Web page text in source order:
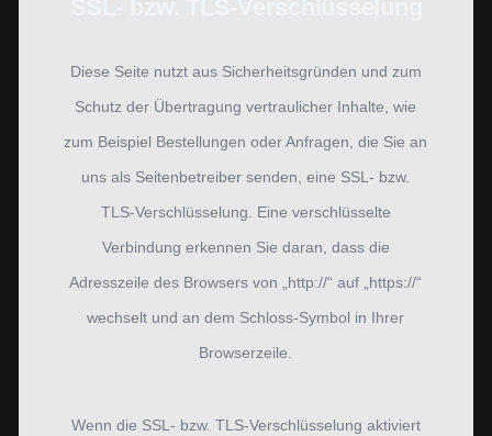
Diese Seite nutzt aus Sicherheitsgründen und zum
Schutz der Übertragung vertraulicher Inhalte, wie
zum Beispiel Bestellungen oder Anfragen, die Sie an
uns als Seitenbetreiber senden, eine SSL- bzw.
TLS-Verschlüsselung. Eine verschlüsselte
Verbindung erkennen Sie daran, dass die
Adresszeile des Browsers von „http://“ auf „https://“
wechselt und an dem Schloss-Symbol in Ihrer
Browserzeile.
Wenn die SSL- bzw. TLS-Verschlüsselung aktiviert